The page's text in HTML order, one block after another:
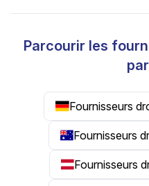
Parcourir les
Fournisseurs
Fournisseurs
Fournisseurs